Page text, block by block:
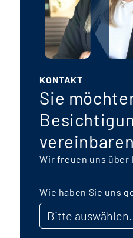
KONTAKT
Sie
Wir freuen uns über
Wie haben Sie uns